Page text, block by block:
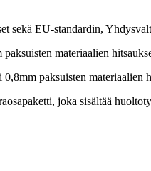
sekä EU-standardin,
materiaalien
paksuisten materiaalien
joka sisältää